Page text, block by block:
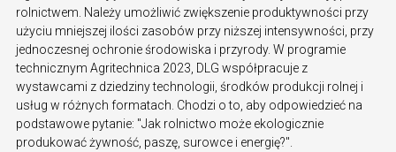
rolnictwem. Należy umożliwić zwiększenie produktywności przy
użyciu mniejszej ilości zasobów przy niższej intensywności, przy
jednoczesnej ochronie środowiska i przyrody. W programie
technicznym Agritechnica 2023, DLG współpracuje z
wystawcami z dziedziny technologii, środków produkcji rolnej i
usług w różnych formatach. Chodzi o to, aby odpowiedzieć na
podstawowe pytanie: "Jak rolnictwo może ekologicznie
produkować żywność, paszę, surowce i energię?".